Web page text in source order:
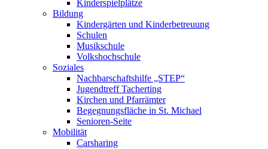
Kinderspielplätze
Bildung
Kindergärten und Kinderbetreuung
Schulen
Musikschule
Volkshochschule
Soziales
Nachbarschaftshilfe „STEP“
Jugendtreff Tacherting
Kirchen und Pfarrämter
Begegnungsfläche in St. Michael
Senioren-Seite
Mobilität
Carsharing